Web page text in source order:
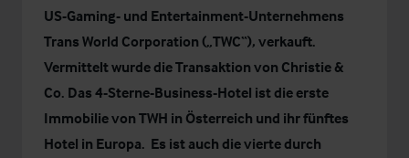
US-Gaming- und Entertainment-Unternehmens
Trans World Corporation („TWC“), verkauft.
Vermittelt wurde die Transaktion von Christie &
Co. Das 4-Sterne-Business-Hotel ist die erste
Immobilie von TWH in Österreich und ihr fünftes
Hotel in Europa. Es ist auch dievierte durch